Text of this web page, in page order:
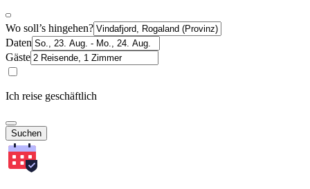
Wo soll’s hingehen?
Daten
Gäste
Ich reise geschäftlich
Suchen